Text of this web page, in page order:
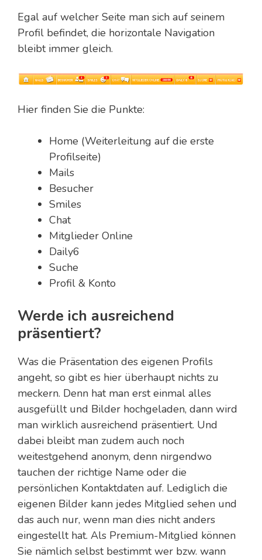
Egal auf welcher Seite man sich auf seinem
Profil befindet, die horizontale Navigation
bleibt immer gleich.
Hier finden Sie die Punkte:
Home (Weiterleitung auf die erste
Profilseite)
Mails
Besucher
Smiles
Chat
Mitglieder Online
Daily6
Suche
Profil & Konto
Werde ich ausreichend
präsentiert?
Was die Präsentation des eigenen Profils
angeht, so gibt es hier überhaupt nichts zu
meckern. Denn hat man erst einmal alles
ausgefüllt und Bilder hochgeladen, dann wird
man wirklich ausreichend präsentiert. Und
dabei bleibt man zudem auch noch
weitestgehend anonym, denn nirgendwo
tauchen der richtige Name oder die
persönlichen Kontaktdaten auf. Lediglich die
eigenen Bilder kann jedes Mitglied sehen und
das auch nur, wenn man dies nicht anders
eingestellt hat. Als Premium-Mitglied können
Sie nämlich selbst bestimmt wer bzw. wann